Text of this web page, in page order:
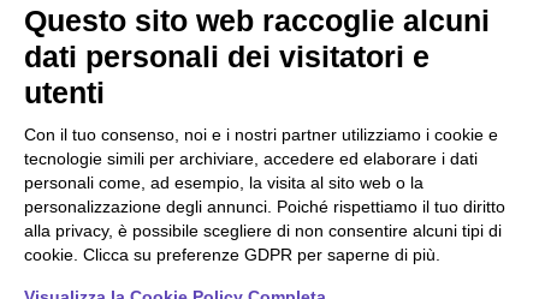
Peschiera e la costa
veneta
Lazise
Peschiera del Garda
Verona
Valeggio sul Mincio
San Giorgio di Valpolicella
Garda
Negrar di Valpolicella
Pedemonte
Ponti sul Mincio
Gargnano e l'Alto Garda
Gargnano
Arco
Campione
Nago-Torbole
Torbole
Bleggio superiore
Villa Lagarina
Ledro
Questo sito web raccoglie alcuni
dati personali dei visitatori e
utenti
Con il tuo consenso, noi e i nostri partner utilizziamo i cookie e
tecnologie simili per archiviare, accedere ed elaborare i dati
personali come, ad esempio, la visita al sito web o la
personalizzazione degli annunci. Poiché rispettiamo il tuo diritto
alla privacy, è possibile scegliere di non consentire alcuni tipi di
cookie. Clicca su preferenze GDPR per saperne di più.